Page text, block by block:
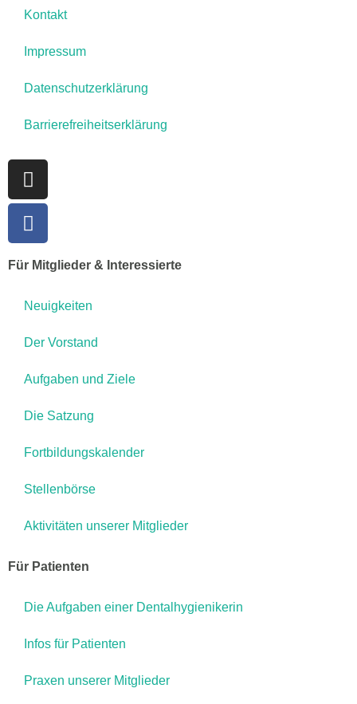
Kontakt
Impressum
Datenschutzerklärung
Barrierefreiheitserklärung
Für Mitglieder & Interessierte
Neuigkeiten
Der Vorstand
Aufgaben und Ziele
Die Satzung
Fortbildungskalender
Stellenbörse
Aktivitäten unserer Mitglieder
Für Patienten
Die Aufgaben einer Dentalhygienikerin
Infos für Patienten
Praxen unserer Mitglieder